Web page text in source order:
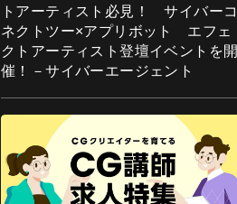
トアーティスト必見！ サイバーコ
ネクトツー×アプリボット エフェ
クトアーティスト登壇イベントを開
催！－サイバーエージェント